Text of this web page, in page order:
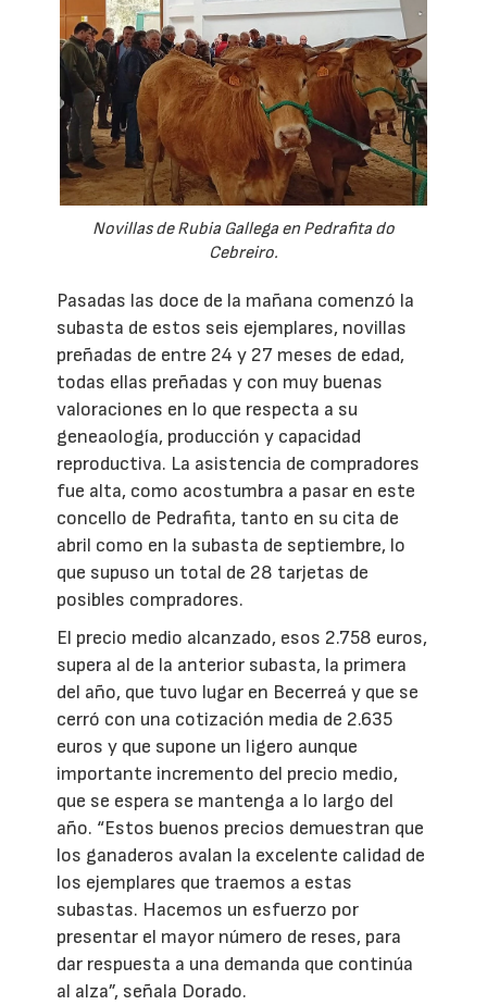
Novillas de Rubia Gallega en Pedrafita do
Cebreiro.
Pasadas las doce de la mañana comenzó la
subasta de estos seis ejemplares, novillas
preñadas de entre 24 y 27 meses de edad,
todas ellas preñadas y con muy buenas
valoraciones en lo que respecta a su
geneaología, producción y capacidad
reproductiva. La asistencia de compradores
fue alta, como acostumbra a pasar en este
concello de Pedrafita, tanto en su cita de
abril como en la subasta de septiembre, lo
que supuso un total de 28 tarjetas de
posibles compradores.
El precio medio alcanzado, esos 2.758 euros,
supera al de la anterior subasta, la primera
del año, que tuvo lugar en Becerreá y que se
cerró con una cotización media de 2.635
euros y que supone un ligero aunque
importante incremento del precio medio,
que se espera se mantenga a lo largo del
año. “Estos buenos precios demuestran que
los ganaderos avalan la excelente calidad de
los ejemplares que traemos a estas
subastas. Hacemos un esfuerzo por
presentar el mayor número de reses, para
dar respuesta a una demanda que continúa
al alza”, señala Dorado.